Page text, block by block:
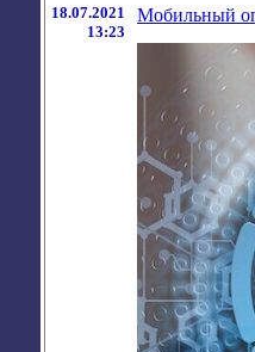
18.07.2021
13:23
Мобильный